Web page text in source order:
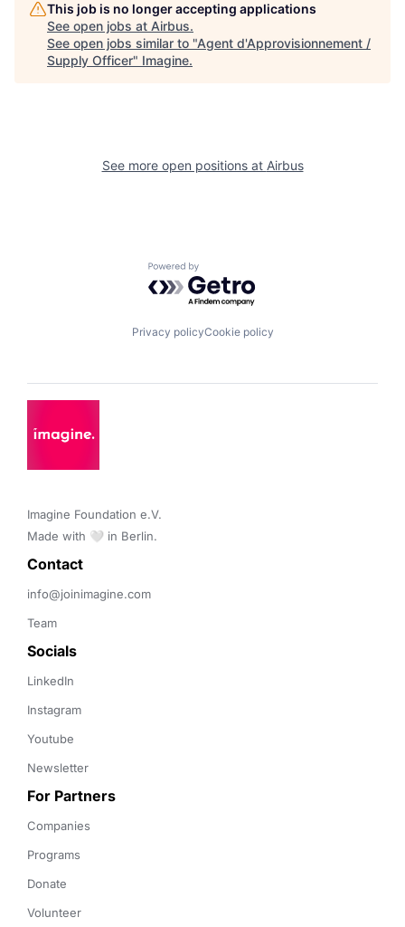
This job is no longer accepting applications
See open jobs at Airbus.
See open jobs similar to "Agent d'Approvisionnement /
Supply Officer" Imagine.
See more open positions at Airbus
Powered by Getro.com
Privacy policyCookie policy
Imagine Foundation e.V.
Made with 🤍 in Berlin.
Contact
info@joinimagine.com
Team
Socials
LinkedIn
Instagram
Youtube
Newsletter
For Partners
Companies
Programs
Donate
Volunteer